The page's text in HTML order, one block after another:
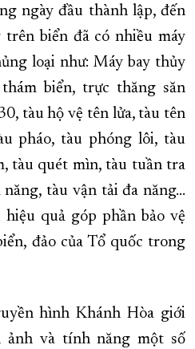
LỊCH CẮT ĐIỆN
PHÁT TRIỂN TỈNH KHÁNH HÒA
THÀNH PHỐ TRỰC THUỘC
CHỦ VỀ BÁO KHÁNH HÒA
ngày đầu thành lập, đến
biển đã có nhiều máy
loại như: Máy bay thủy
biển, trực thăng săn
tàu hộ vệ tên lửa, tàu tên
pháo, tàu phóng lôi, tàu
tàu quét mìn, tàu tuần tra
tàu vận tải đa năng…
quả góp phần bảo vệ
đảo của Tổ quốc trong
hình Khánh Hòa giới
và tính năng một số